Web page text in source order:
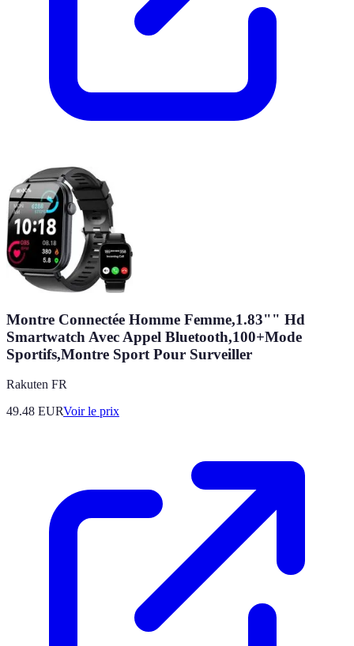
Montre Connectée Homme Femme,1.83"" Hd
Smartwatch Avec Appel Bluetooth,100+Mode
Sportifs,Montre Sport Pour Surveiller
Rakuten FR
49.48 EURVoir le prix